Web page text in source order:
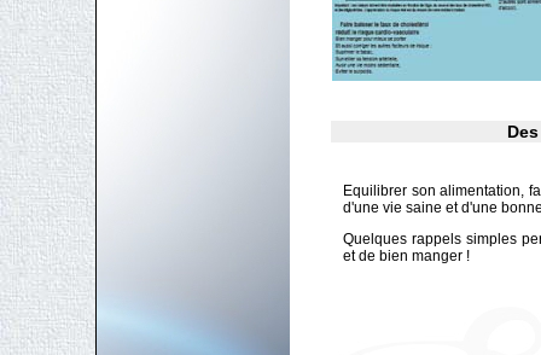
Equilibrer son alimentation,
d'une vie saine et d'une
Quelques rappels simples
et de bien manger !